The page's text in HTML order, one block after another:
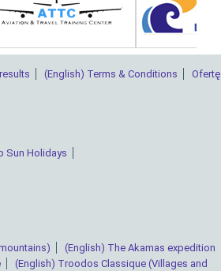
(English) Terms & Conditions
Ofertę
Sun Holidays
(English) The Akamas expedition
(English) Troodos Classique (Villages and